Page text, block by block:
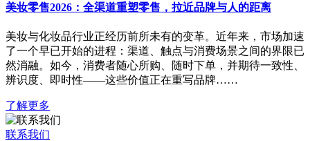
美妆零售2026：全渠道重塑零售，拉近品牌与人的距离
美妆与化妆品行业正经历前所未有的变革。近年来，市场加速
了一个早已开始的进程：渠道、触点与消费场景之间的界限已
然消融。如今，消费者随心所购、随时下单，并期待一致性、
辨识度、即时性——这些价值正在重写品牌……
了解更多
联系我们